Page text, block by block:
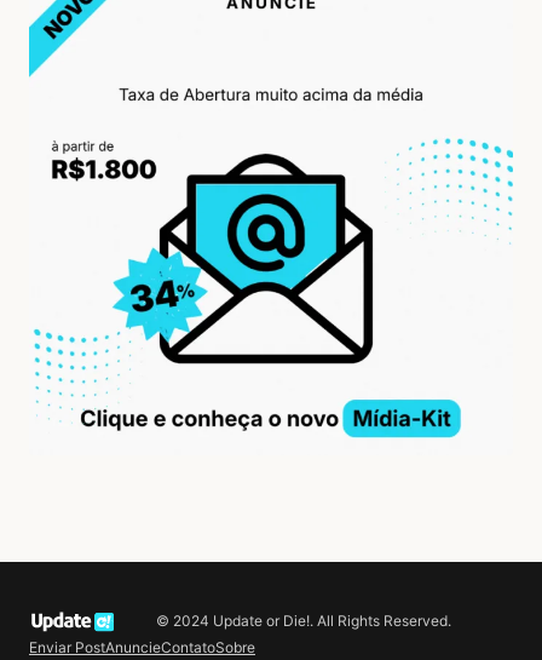
© 2024 Update or Die!. All Rights Reserved.
Enviar PostAnuncieContatoSobre